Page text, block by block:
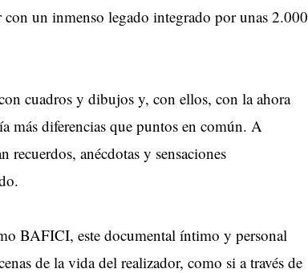
un inmenso legado integrado por unas 2.000
cuadros y dibujos y, con ellos, con la ahora
más diferencias que puntos en común. A
recuerdos, anécdotas y sensaciones
BAFICI, este documental íntimo y personal
de la vida del realizador, como si a través de